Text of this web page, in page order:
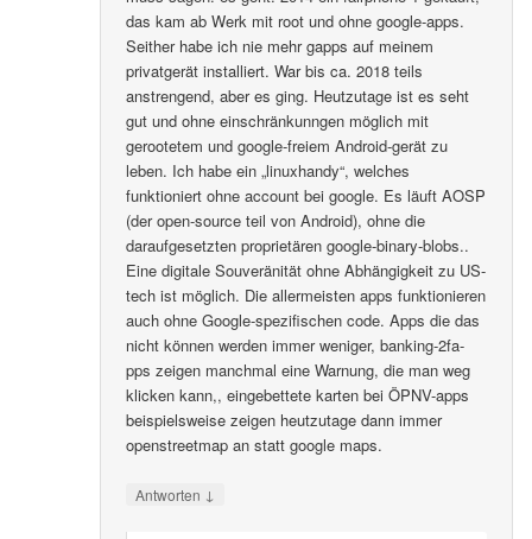
das kam ab Werk mit root und ohne google-apps.
Seither habe ich nie mehr gapps auf meinem
privatgerät installiert. War bis ca. 2018 teils
anstrengend, aber es ging. Heutzutage ist es seht
gut und ohne einschränkunngen möglich mit
gerootetem und google-freiem Android-gerät zu
leben. Ich habe ein „linuxhandy“, welches
funktioniert ohne account bei google. Es läuft AOSP
(der open-source teil von Android), ohne die
daraufgesetzten proprietären google-binary-blobs..
Eine digitale Souveränität ohne Abhängigkeit zu US-
tech ist möglich. Die allermeisten apps funktionieren
auch ohne Google-spezifischen code. Apps die das
nicht können werden immer weniger, banking-2fa-
pps zeigen manchmal eine Warnung, die man weg
klicken kann,, eingebettete karten bei ÖPNV-apps
beispielsweise zeigen heutzutage dann immer
openstreetmap an statt google maps.
Antworten ↓